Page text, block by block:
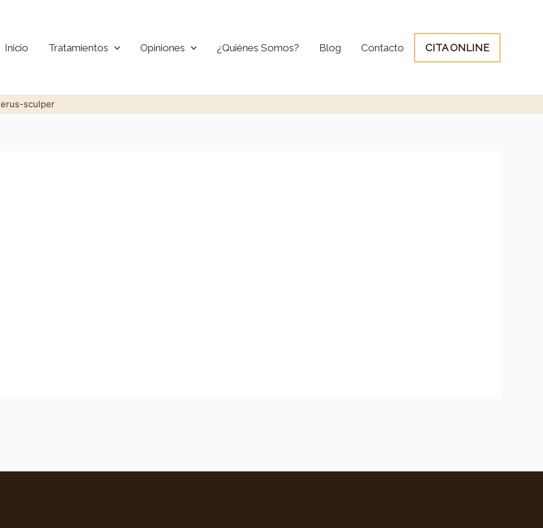
Inicio
Tratamientos Opiniones ¿Quiénes Somos? Blog Contacto CITA ONLINE
erus-sculper